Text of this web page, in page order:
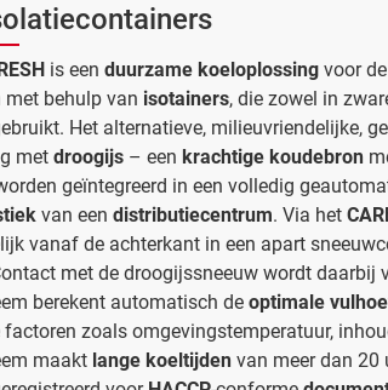
is een duurzame koeloplossing voor
met behulp van isotainers, die zowel in
Het alternatieve, milieuvriendelijke,
met droogijs – een krachtige koudebron
geïntegreerd in een volledig
van een distributiecentrum. Via het
vanaf de achterkant in een apart
met de droogijssneeuw wordt daarbij
berekent automatisch de optimale
factoren zoals omgevingstemperatuur,
maakt lange koeltijden van meer dan 20